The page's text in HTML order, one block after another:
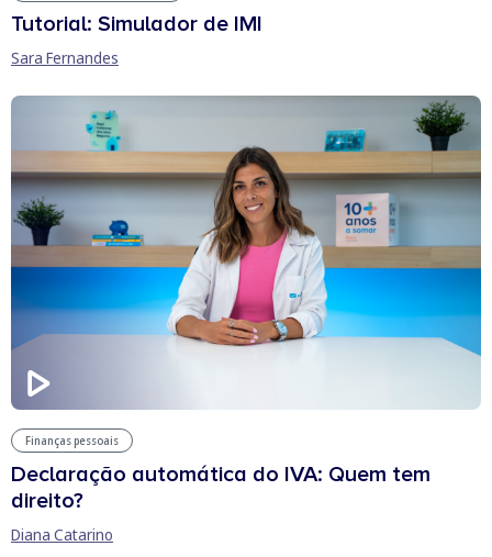
Tutorial: Simulador de IMI
Sara Fernandes
Finanças pessoais
Declaração automática do IVA: Quem tem
direito?
Diana Catarino